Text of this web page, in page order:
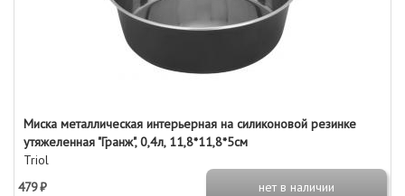
Миска металлическая интерьерная на силиконовой резинке
утяжеленная "Гранж", 0,4л, 11,8*11,8*5см
Triol
479 ₽
нет в наличии